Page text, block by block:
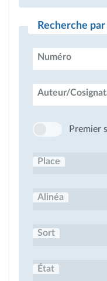
Recherche
Numéro
Auteur/
Premier
Place
Alinéa
Sort
État